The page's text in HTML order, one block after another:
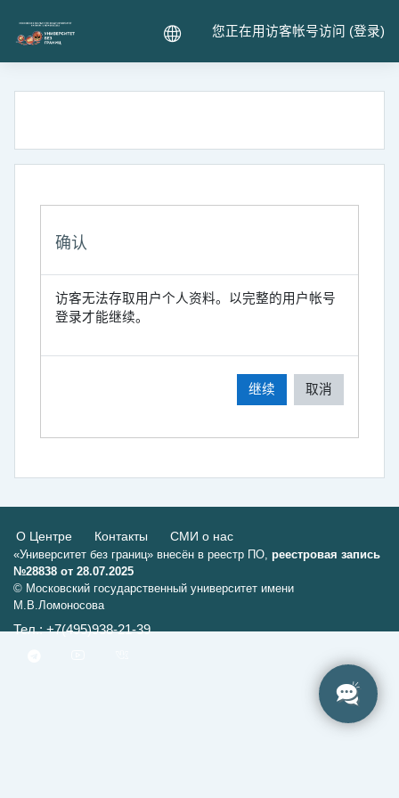
您正在用访客帐号访问 (登录)
确认
访客无法存取用户个人资料。以完整的用户帐号
登录才能继续。
继续 取消
О Центре Контакты СМИ о нас
«Университет без границ» внесён в реестр ПО, реестровая запись
№28838 от 28.07.2025
© Московский государственный университет имени
М.В.Ломоносова
Тел.: +7(495)938-21-39